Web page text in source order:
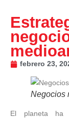
febrero 23,
Negocios
El planeta ha